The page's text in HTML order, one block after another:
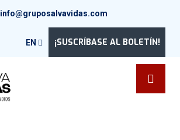
info@gruposalvavidas.com
EN ¡SUSCRÍBASE AL BOLETÍN!